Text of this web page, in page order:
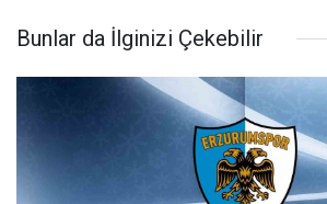
Bunlar da İlginizi Çekebilir